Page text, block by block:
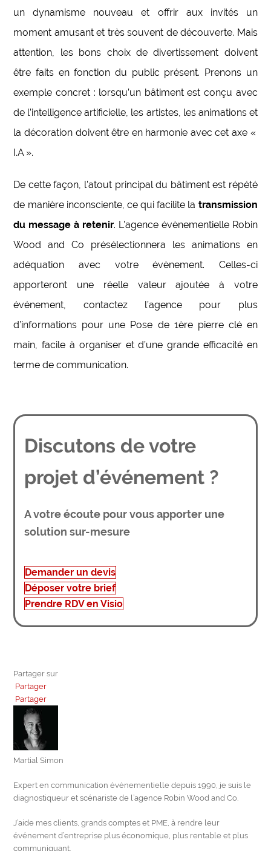
un dynamisme nouveau et offrir aux invités un
moment amusant et très souvent de découverte. Mais
attention, les bons choix de divertissement doivent
être faits en fonction du public présent. Prenons un
exemple concret : lorsqu’un bâtiment est conçu avec
de l’intelligence artificielle, les artistes, les animations et
la décoration doivent être en harmonie avec cet axe «
I.A ».
De cette façon, l’atout principal du bâtiment est répété
de manière inconsciente, ce qui facilite la transmission
du message à retenir. L’agence évènementielle Robin
Wood and Co présélectionnera les animations en
adéquation avec votre évènement. Celles-ci
apporteront une réelle valeur ajoutée à votre
événement, contactez l’agence pour plus
d’informations pour une Pose de 1ère pierre clé en
main, facile à organiser et d’une grande efficacité en
terme de communication.
Discutons de votre
projet d’événement ?
A votre écoute pour vous apporter une
solution sur-mesure
Demander un devis
Déposer votre brief
Prendre RDV en Visio
Partager sur
Partager
Partager
Martial Simon
Expert en communication événementielle depuis 1990, je suis le
diagnostiqueur et scénariste de l’agence Robin Wood and Co.
J’aide mes clients, grands comptes et PME, à rendre leur
événement d’entreprise plus économique, plus rentable et plus
communiquant.